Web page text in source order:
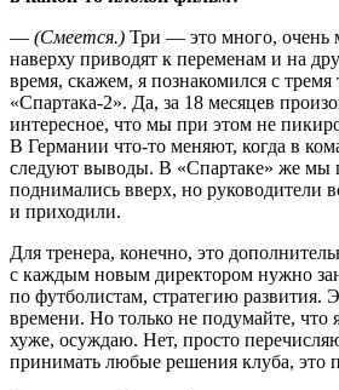
— (Смеется.) Три — это много, очень
наверху приводят к переменам и на
время, скажем, я познакомился с тремя
«Спартака-2». Да, за 18 месяцев
интересное, что мы при этом не
В Германии что-то меняют, когда в
следуют выводы. В «Спартаке» же мы
поднимались вверх, но руководители
и приходили.
Для тренера, конечно, это
с каждым новым директором нужно
по футболистам, стратегию развития.
времени. Но только не подумайте,
хуже, осуждаю. Нет, просто
принимать любые решения клуба, это